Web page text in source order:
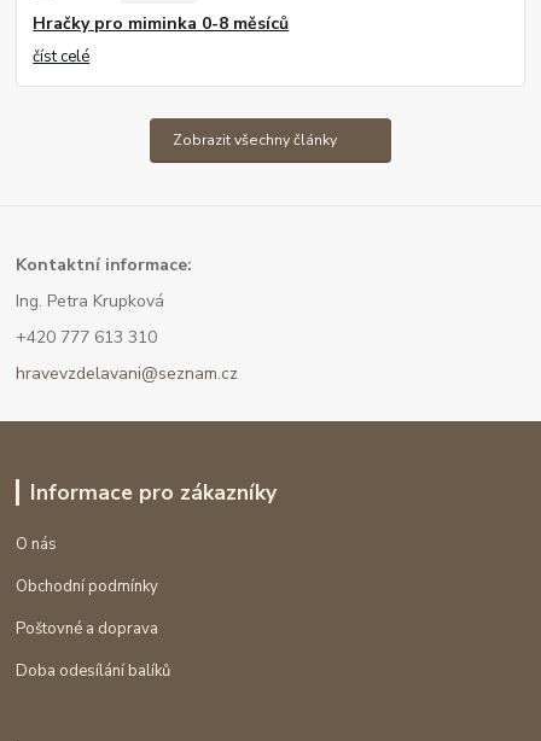
Hračky pro miminka 0-8 měsíců
číst celé
Zobrazit všechny články
Kontaktní informace:
Ing. Petra Krupková
+420 777 613 310
hravevzdelavani@seznam.cz
Informace pro zákazníky
O nás
Obchodní podmínky
Poštovné a doprava
Doba odesílání balíků